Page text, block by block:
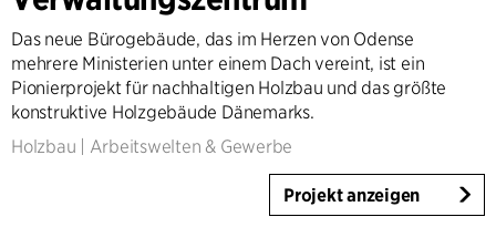
Sport
Wohnungsbau
Gemeinnütziger Wohnbau
Pflegeeinrichtungen
Das neue Bürogebäude, das im Herzen von Odense
mehrere Ministerien unter einem Dach vereint, ist ein
Pionierprojekt für nachhaltigen Holzbau und das größte
konstruktive Holzgebäude Dänemarks.
Holzbau
Arbeitswelten & Gewerbe
Projekt anzeigen